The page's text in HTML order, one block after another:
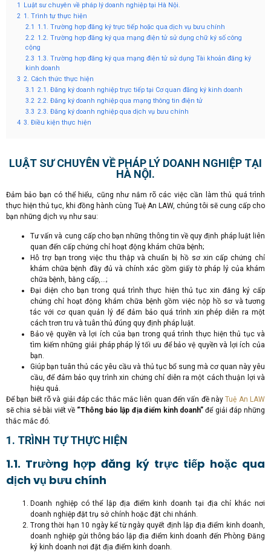
1
Luật sư chuyên về pháp lý doanh nghiệp tại Hà Nội.
2 1. Trình tự thực hiện
2.1
1.1. Trường hợp đăng ký trực tiếp hoặc qua dịch vụ bưu chính
2.2 1.2. Trường hợp đăng ký qua mạng điện tử sử dụng chữ ký số công
cộng
2.3 1.3. Trường hợp đăng ký qua mạng điện tử sử dụng Tài khoản đăng ký
kinh doanh
3 2. Cách thức thực hiện
3.1 2.1. Đăng ký doanh nghiệp trực tiếp tại Cơ quan đăng ký kinh doanh
3.2 2.2. Đăng ký doanh nghiệp qua mạng thông tin điện tử
3.3 2.3. Đăng ký doanh nghiệp qua dịch vụ bưu chính
4 3. Điều kiện thực hiện
LUẬT SƯ CHUYÊN VỀ PHÁP LÝ DOANH NGHIỆP TẠI
HÀ NỘI.
Đảm bảo bạn có thể hiểu, cũng như nắm rõ các việc cần làm thủ quá trình
thực hiện thủ tục, khi đồng hành cùng Tuệ An LAW, chúng tôi sẽ cung cấp cho
bạn những dịch vụ như sau:
Tư vấn và cung cấp cho bạn những thông tin về quy định pháp luật liên
quan đến cấp chứng chỉ hoạt động khám chữa bệnh;
Hỗ trợ bạn trong việc thu thập và chuẩn bị hồ sơ xin cấp chứng chỉ
khám chữa bệnh đầy đủ và chính xác gồm giấy tờ pháp lý của khám
chữa bệnh, bằng cấp,…;
Đại diện cho bạn trong quá trình thực hiện thủ tục xin đăng ký cấp
chứng chỉ hoạt động khám chữa bệnh gồm việc nộp hồ sơ và tương
tác với cơ quan quản lý để đảm bảo quá trình xin phép diễn ra một
cách trơn tru và tuân thủ đúng quy định pháp luật.
Bảo vệ quyền và lợi ích của bạn trong quá trình thực hiện thủ tục và
tìm kiếm những giải pháp pháp lý tối ưu để bảo vệ quyền và lợi ích của
bạn.
Giúp bạn tuân thủ các yêu cầu và thủ tục bổ sung mà cơ quan này yêu
cầu, để đảm bảo quy trình xin chứng chỉ diễn ra một cách thuận lợi và
hiệu quả.
Để bạn biết rõ và giải đáp các thắc mắc liên quan đến vấn đề này Tuệ An LAW
sẽ chia sẻ bài viết về “Thông báo lập địa điểm kinh doanh”để giải đáp những
thắc mắc đó.
1. TRÌNH TỰ THỰC HIỆN
1.1. Trường hợp đăng ký trực tiếp hoặc qua
dịch vụ bưu chính
Doanh nghiệp có thể lập địa điểm kinh doanh tại địa chỉ khác nơi
doanh nghiệp đặt trụ sở chính hoặc đặt chi nhánh.
Trong thời hạn 10 ngày kể từ ngày quyết định lập địa điểm kinh doanh,
doanh nghiệp gửi thông báo lập địa điểm kinh doanh đến Phòng Đăng
ký kinh doanh nơi đặt địa điểm kinh doanh.